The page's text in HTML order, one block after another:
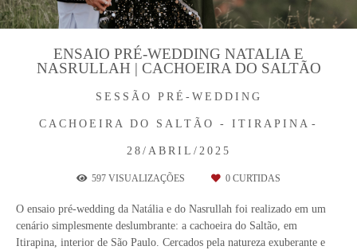
SESSÃO PRÉ-WEDDING
CACHOEIRA DO SALTÃO - ITIRAPINA
28/ABRIL/2025
ENSAIO PRÉ-WEDDING NATALIA E
NASRULLAH | CACHOEIRA DO SALTÃO
597 VISUALIZAÇÕES 0 CURTIDAS
O ensaio pré-wedding da Natália e do Nasrullah foi realizado em um
cenário simplesmente deslumbrante: a cachoeira do Saltão, em
Itirapina, interior de São Paulo. Cercados pela natureza exuberante e